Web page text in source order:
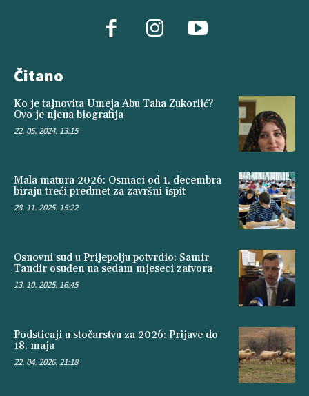
Čitano
Ko je tajnovita Umeja Abu Taha Zukorlić?
Ovo je njena biografija
22. 05. 2024. 13:15
Mala matura 2026: Osmaci od 1. decembra
biraju treći predmet za završni ispit
28. 11. 2025. 15:22
Osnovni sud u Prijepolju potvrdio: Samir
Tandir osuđen na sedam mjeseci zatvora
13. 10. 2025. 16:45
Podsticaji u stočarstvu za 2026: Prijave do
18. maja
22. 04. 2026. 21:18